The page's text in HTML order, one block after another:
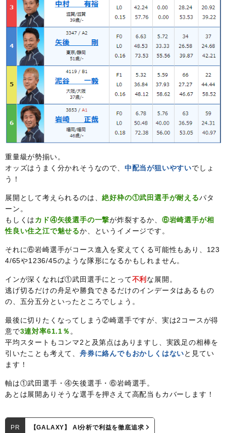
重量級が勢揃い。
オッズはうまく分かれそうなので、 中配当が狙いやすいでしょ
う！
展開として考えられるのは、絶好枠の①武田選手が耐えるパタ
ーン。
もしくはカド④矢後選手の一撃が炸裂するか、 ⑥岩崎選手が相
性良い住之江で魅せるか、というイメージです。
それに⑥岩崎選手がコース進入を変えてくる可能性もあり、123
4/65や1236/45のような隊形になるかもしれません。
インが深くなれば①武田選手にとって不利 な展開。
逃げ切るだけの舟足や勝負できるだけのインデータはあるもの
の、五分五分といったところでしょう。
最後に切りたくなってしまう②崎選手ですが、実は2コースが得
意で3連対率61.1％ 。
平均スタートもコンマ2と及第点はありますし、実践足の相棒を
引いたことも考えて、 舟券に絡んでもおかしくはないと見てい
ます！
軸は①武田選手・④矢後選手・⑥岩崎選手。
あとは展開ありそうな選手を押さえて高配当もカバーします！
PR 【GALAXY】 AI分析で利益を徹底追求